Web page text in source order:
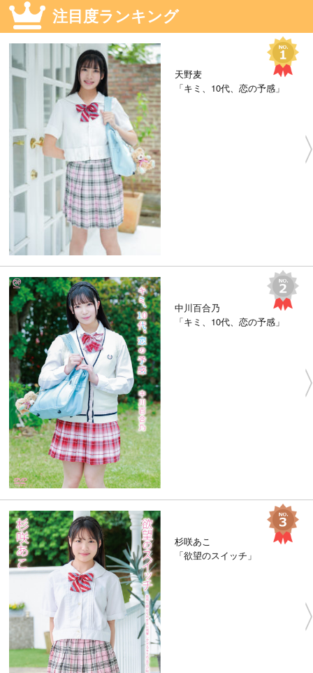
注目度ランキング
天野麦
「キミ、10代、恋の予感」
中川百合乃
「キミ、10代、恋の予感」
杉咲あこ
「欲望のスイッチ」